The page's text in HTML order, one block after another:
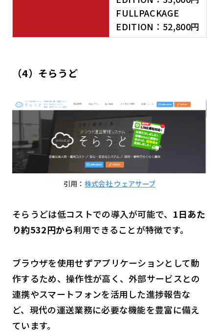
FULLPACKAGE
EDITION：52,800円
（4） そらうど
引用： 株式会社 ウェアサーブ
そらうどは低コストでの導入が可能で、 1日あた
り約532円から利用できることが特徴です。
ブラウザを使用せずアプリケーションとして動
作するため、操作性が高く、外部サービスとの
連携やスマートフォンを活用した進捗報告な
ど、現代の運送業務に必要な機能を豊富に備え
ています。